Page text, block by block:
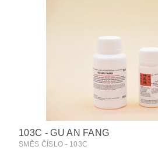
103C - GU AN FANG
SMĚS ČÍSLO - 103C